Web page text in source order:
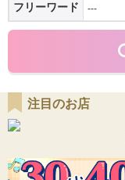
フリーワード ---
注目のお店